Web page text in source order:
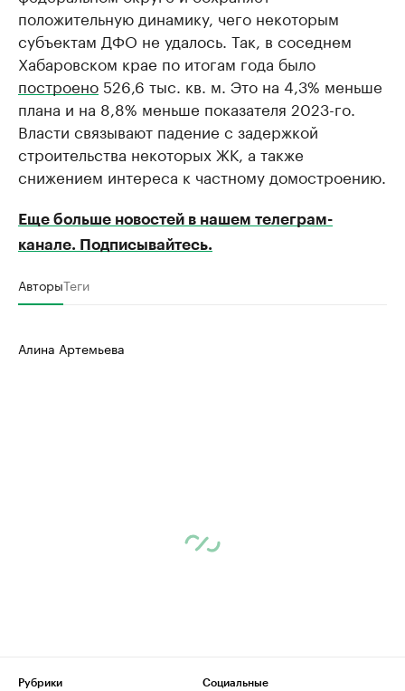
положительную динамику, чего некоторым
субъектам ДФО не удалось. Так, в соседнем
Хабаровском крае по итогам года было
построено 526,6 тыс. кв. м. Это на 4,3% меньше
плана и на 8,8% меньше показателя 2023-го.
Власти связывают падение с задержкой
строительства некоторых ЖК, а также
снижением интереса к частному домостроению.
Еще больше новостей в нашем телеграм-
канале. Подписывайтесь.
АвторыТеги
Алина Артемьева
Рубрики
Социальные